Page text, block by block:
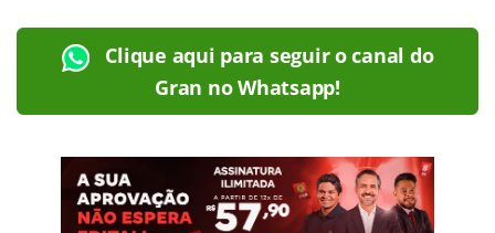
Clique aqui para seguir o canal do
Gran no Whatsapp!